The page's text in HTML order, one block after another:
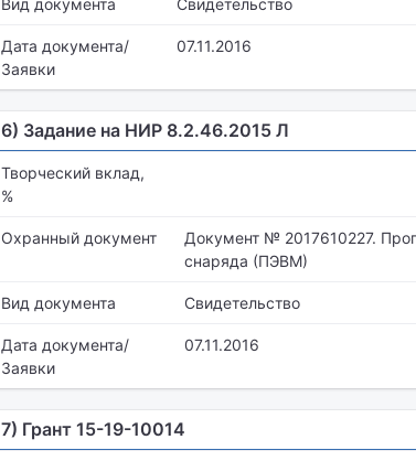
Вид документа Свидетельство
Дата документа/
Заявки
07.11.2016
6) Задание на НИР 8.2.46.2015 Л
Творческий вклад,
%
Охранный документ
Документ № 2017610227.
снаряда (ПЭВМ)
Вид документа Свидетельство
Дата документа/
Заявки
07.11.2016
7) Грант 15-19-10014